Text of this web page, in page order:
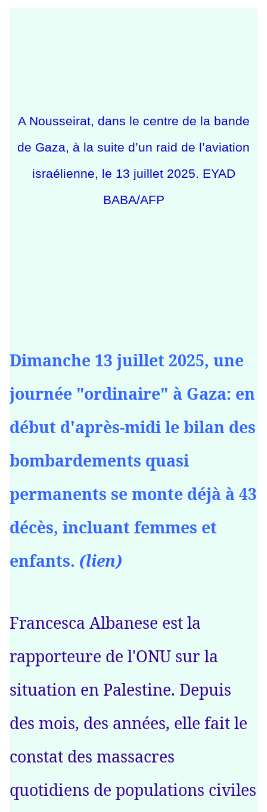
A Nousseirat, dans le centre de la bande
de Gaza, à la suite d’un raid de l’aviation
israélienne, le 13 juillet 2025. EYAD
BABA/AFP
Dimanche 13 juillet 2025, une
journée "ordinaire" à Gaza: en
début d'après-midi le bilan des
bombardements quasi
permanents se monte déjà à 43
décès, incluant femmes et
enfants. (lien)
Francesca Albanese est la
rapporteure de l'ONU sur la
situation en Palestine. Depuis
des mois, des années, elle fait le
constat des massacres
quotidiens de populations civiles